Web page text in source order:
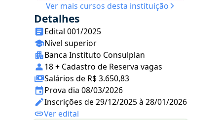
Ver mais cursos desta instituição
Detalhes
Edital 001/2025
Nível superior
Banca Instituto Consulplan
18 + Cadastro de Reserva vagas
Salários de R$ 3.650,83
Prova dia 08/03/2026
Inscrições de 29/12/2025 à 28/01/2026
Ver edital